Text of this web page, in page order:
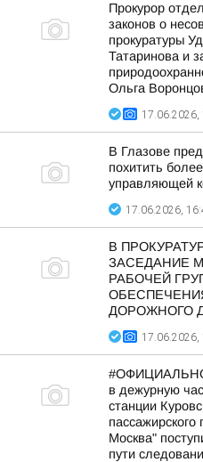
Прокурор
законов о
прокуратуры
Татаринова и
Ольга
17.06.2026,
В Глазове
похитить
управляющей
17.06.2026,
В
ЗАСЕДАНИЕ
РАБОЧЕЙ
ДОРОЖНОГО
17.06.2026,
#ОФИЦИАЛЬНО.
в дежурную
станции
Москва"
пути